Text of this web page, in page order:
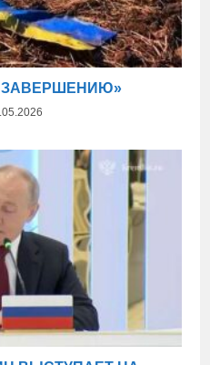
ЗАВЕРШЕНИЮ»